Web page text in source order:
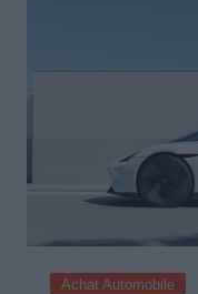
Achat Automobile